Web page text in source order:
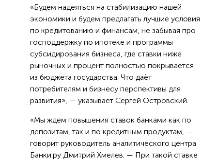
«Будем надеяться на стабилизацию нашей
экономики и будем предлагать лучшие условия
по кредитованию и финансам, не забывая про
господдержку по ипотеке и программы
субсидирования бизнеса, где ставки ниже
рыночных и процент полностью покрывается
из бюджета государства. Что даёт
потребителям и бизнесу перспективы для
развития», — указывает Сергей Островский.
«Мы ждем повышения ставок банками как по
депозитам, так и по кредитным продуктам, —
говорит руководитель аналитического центра
Банки.ру Дмитрий Хмелев. — При такой ставке